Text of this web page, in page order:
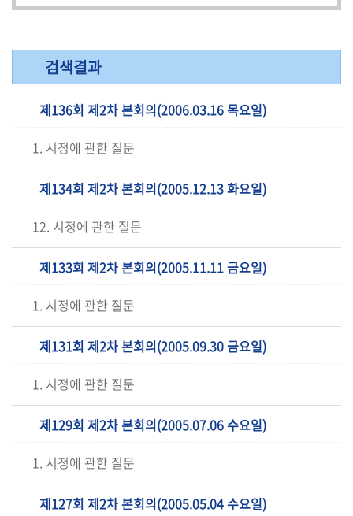
검색결과
제136회 제2차 본회의(2006.03.16 목요일)
1. 시정에 관한 질문
제134회 제2차 본회의(2005.12.13 화요일)
12. 시정에 관한 질문
제133회 제2차 본회의(2005.11.11 금요일)
1. 시정에 관한 질문
제131회 제2차 본회의(2005.09.30 금요일)
1. 시정에 관한 질문
제129회 제2차 본회의(2005.07.06 수요일)
1. 시정에 관한 질문
제127회 제2차 본회의(2005.05.04 수요일)